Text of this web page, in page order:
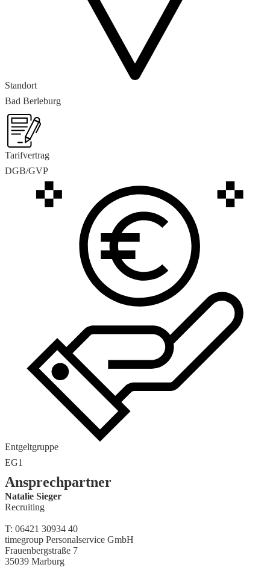
Standort
Bad Berleburg
Tarifvertrag
DGB/GVP
Entgeltgruppe
EG1
Ansprechpartner
Natalie Sieger
Recruiting
T: 06421 30934 40
timegroup Personalservice GmbH
Frauenbergstraße 7
35039 Marburg